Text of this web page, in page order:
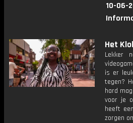
10-06-
Het
Lekker
is er
tegen?
hard
voor je
heeft
zorgen